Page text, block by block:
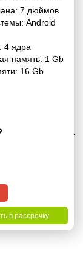
4.1
Freema 2006-
- 9.1 1/16
7 дюймов
Android
4 ядра
память: 1 Gb
16 Gb
в рассрочку